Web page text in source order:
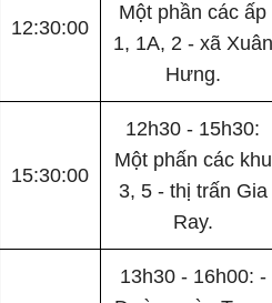
12:30:00
Một phần các ấp
1, 1A, 2 - xã Xuân
Hưng.
15:30:00
12h30 - 15h30:
Một phấn các khu
3, 5 - thị trấn Gia
Ray.
13h30 - 16h00: -